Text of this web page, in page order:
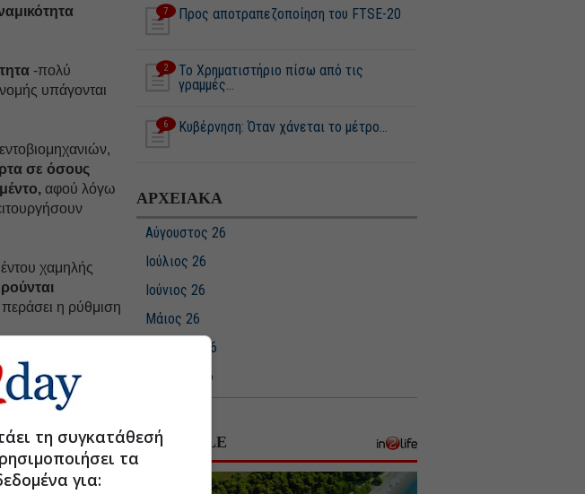
-πολύ
υπάγονται
σε όσους
αφού λόγω
χαμηλής
η ρύθμιση
θίγει
Έλληνες
7 Προς αποτραπεζοποίηση του FTSE-20
2
Το Χρηματιστήριο πίσω από τις
γραμμές…
6 Κυβέρνηση: Όταν χάνεται το μέτρο…
ΑΡΧΕΙΑΚΑ
Αύγουστος 26
Ιούλιος 26
Ιούνιος 26
Μάιος 26
Απρίλιος 26
Μάρτιος 26
Ιανουάριος 26
Δεκέμβριος 25
Νοέμβριος 25
LIFESTYLE
τη συγκατάθεσή
τα
για: